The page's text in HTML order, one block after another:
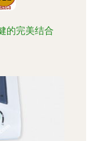
的完美结合